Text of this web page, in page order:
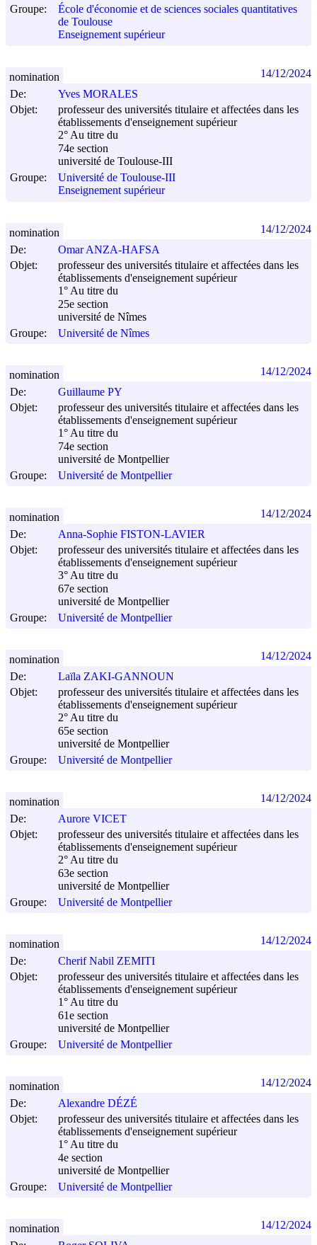
Groupe:
École d'économie et de sciences sociales quantitatives
de Toulouse
Enseignement supérieur
De:
Yves MORALES
Objet:
professeur des universités titulaire et affectées dans les
établissements d'enseignement supérieur
2° Au titre du
74e section
université de Toulouse-III
Groupe:
Université de Toulouse-III
Enseignement supérieur
nomination 14/12/2024
De:
Omar ANZA-HAFSA
Objet:
professeur des universités titulaire et affectées dans les
établissements d'enseignement supérieur
1° Au titre du
25e section
université de Nîmes
Groupe:
Université de Nîmes
nomination 14/12/2024
De:
Guillaume PY
Objet:
professeur des universités titulaire et affectées dans les
établissements d'enseignement supérieur
1° Au titre du
74e section
université de Montpellier
Groupe:
Université de Montpellier
nomination 14/12/2024
De:
Anna-Sophie FISTON-LAVIER
Objet:
professeur des universités titulaire et affectées dans les
établissements d'enseignement supérieur
3° Au titre du
67e section
université de Montpellier
Groupe:
Université de Montpellier
nomination 14/12/2024
De:
Laïla ZAKI-GANNOUN
Objet:
professeur des universités titulaire et affectées dans les
établissements d'enseignement supérieur
2° Au titre du
65e section
université de Montpellier
Groupe:
Université de Montpellier
nomination 14/12/2024
De:
Aurore VICET
Objet:
professeur des universités titulaire et affectées dans les
établissements d'enseignement supérieur
2° Au titre du
63e section
université de Montpellier
Groupe:
Université de Montpellier
nomination 14/12/2024
De:
Cherif Nabil ZEMITI
Objet:
professeur des universités titulaire et affectées dans les
établissements d'enseignement supérieur
1° Au titre du
61e section
université de Montpellier
Groupe:
Université de Montpellier
nomination 14/12/2024
De:
Alexandre DÉZÉ
Objet:
professeur des universités titulaire et affectées dans les
établissements d'enseignement supérieur
1° Au titre du
4e section
université de Montpellier
Groupe:
Université de Montpellier
nomination 14/12/2024
nomination 14/12/2024